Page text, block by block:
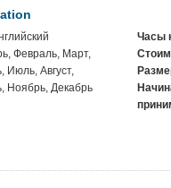
Февраль, Март,
Август,
Ноябрь, Декабрь
Часы